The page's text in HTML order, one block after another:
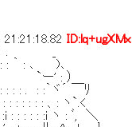
ID:lq+ugXMx
. _
｀ : ､ )､
`ー' : ）
: :｀ヾ´ ￣ﾘ
: : : : 、: ヽ`.<
: : : : :i ヽ : ﾞ, ＼